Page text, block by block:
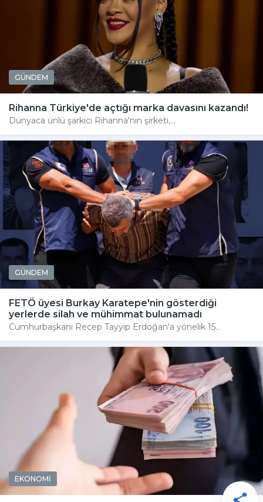
GÜNDEM
Rihanna Türkiye'de açtığı marka davasını kazandı!
Dünyaca ünlü şarkıcı Rihanna'nın şirketi,...
GÜNDEM
FETÖ üyesi Burkay Karatepe'nin gösterdiği
yerlerde silah ve mühimmat bulunamadı
Cumhurbaşkanı Recep Tayyip Erdoğan'a yönelik 15...
EKONOMİ